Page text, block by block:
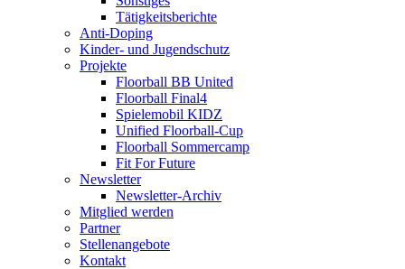
Tätigkeitsberichte
Anti-Doping
Kinder- und Jugendschutz
Projekte
Floorball BB United
Floorball Final4
Spielemobil KIDZ
Unified Floorball-Cup
Floorball Sommercamp
Fit For Future
Newsletter
Newsletter-Archiv
Mitglied werden
Partner
Stellenangebote
Kontakt